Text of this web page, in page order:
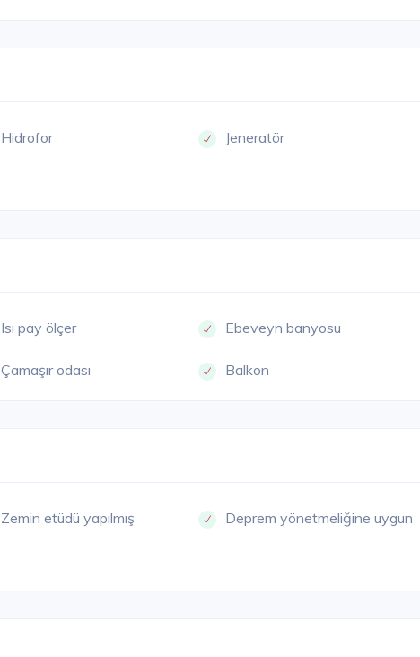
Hidrofor Jeneratör
Isı pay ölçer Ebeveyn banyosu
Çamaşır odası Balkon
Zemin etüdü yapılmış Deprem yönetmeliğine uygun